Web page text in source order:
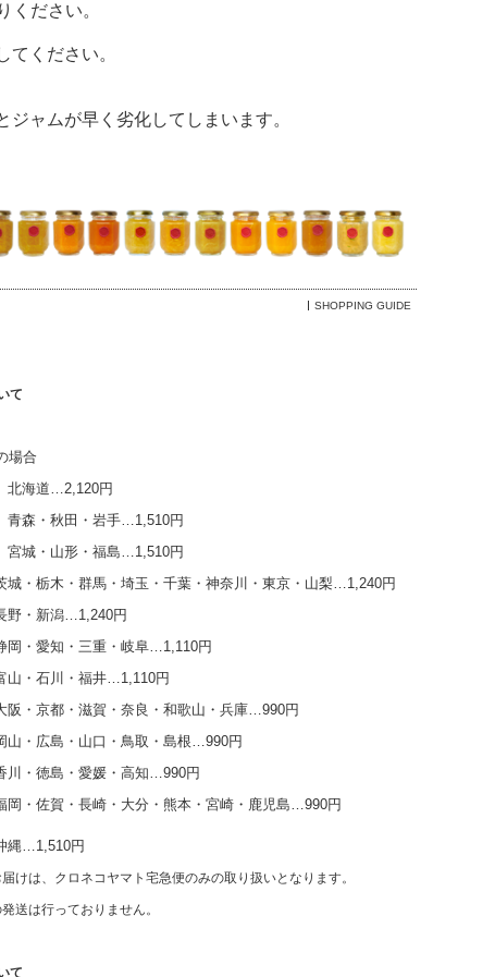
ださい。
ください。
ャムが早く劣化してしまいます。
SHOPPING GUIDE
て
場合
北海道…2,120円
青森・秋田・岩手…1,510円
宮城・山形・福島…1,510円
城・栃木・群馬・埼玉・千葉・神奈川・東京・山梨…1,240円
野・新潟…1,240円
岡・愛知・三重・岐阜…1,110円
山・石川・福井…1,110円
阪・京都・滋賀・奈良・和歌山・兵庫…990円
山・広島・山口・鳥取・島根…990円
川・徳島・愛媛・高知…990円
岡・佐賀・長崎・大分・熊本・宮崎・鹿児島…990円
縄…1,510円
けは、クロネコヤマト宅急便のみの取り扱いとなります。
送は行っておりません。
て